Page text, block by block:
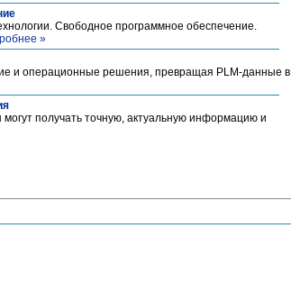
Свободное программное обеспечение.
»
и операционные решения, превращая PLM-данные в
получать точную, актуальную информацию и